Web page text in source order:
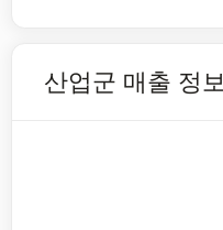
산업군 매출 정보